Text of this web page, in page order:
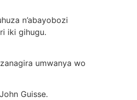
n’abayobozi
iki gihugu.
umwanya wo
Guisse.